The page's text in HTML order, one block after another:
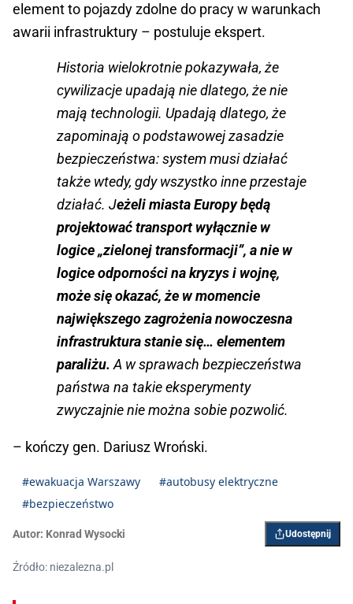
element to pojazdy zdolne do pracy w warunkach
awarii infrastruktury – postuluje ekspert.
Historia wielokrotnie pokazywała, że
cywilizacje upadają nie dlatego, że nie
mają technologii. Upadają dlatego, że
zapominają o podstawowej zasadzie
bezpieczeństwa: system musi działać
także wtedy, gdy wszystko inne przestaje
działać. Jeżeli miasta Europy będą
projektować transport wyłącznie w
logice „zielonej transformacji”, a nie w
logice odporności na kryzys i wojnę,
może się okazać, że w momencie
największego zagrożenia nowoczesna
infrastruktura stanie się… elementem
paraliżu.A w sprawach bezpieczeństwa
państwa na takie eksperymenty
zwyczajnie nie można sobie pozwolić.
– kończy gen. Dariusz Wroński.
#ewakuacja Warszawy
#autobusy elektryczne
#bezpieczeństwo
Autor: Konrad Wysocki Udostępnij
Źródło: niezalezna.pl